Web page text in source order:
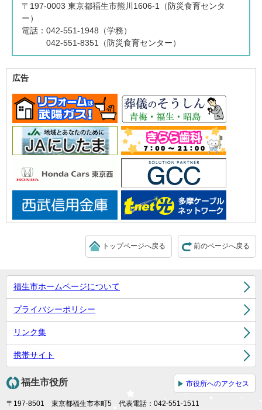
〒197-0003 東京都福生市熊川1606-1（防災食育センタ
ー）
電話：042-551-1948（学務）
042-551-8351（防災食育センター）
広告
前のページへ戻る
トップページへ戻る
福生市ホームページについて
プライバシーポリシー
リンク集
携帯サイト
福生市役所 市役所へのアクセス
〒197-8501 東京都福生市本町5 代表電話：042-551-1511